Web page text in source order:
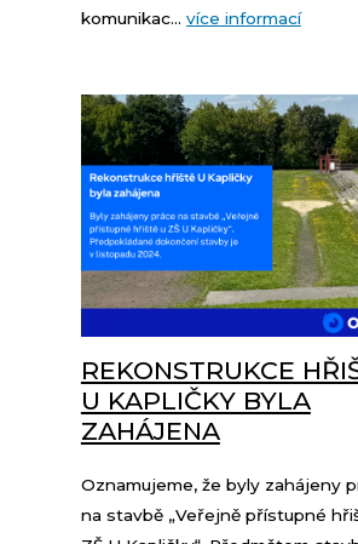
komunikac... více informací
REKONSTRUKCE
U KAPLIČKY BYLA
ZAHÁJENA
Oznamujeme, že byly zahájeny
na stavbě „Veřejně přístupné